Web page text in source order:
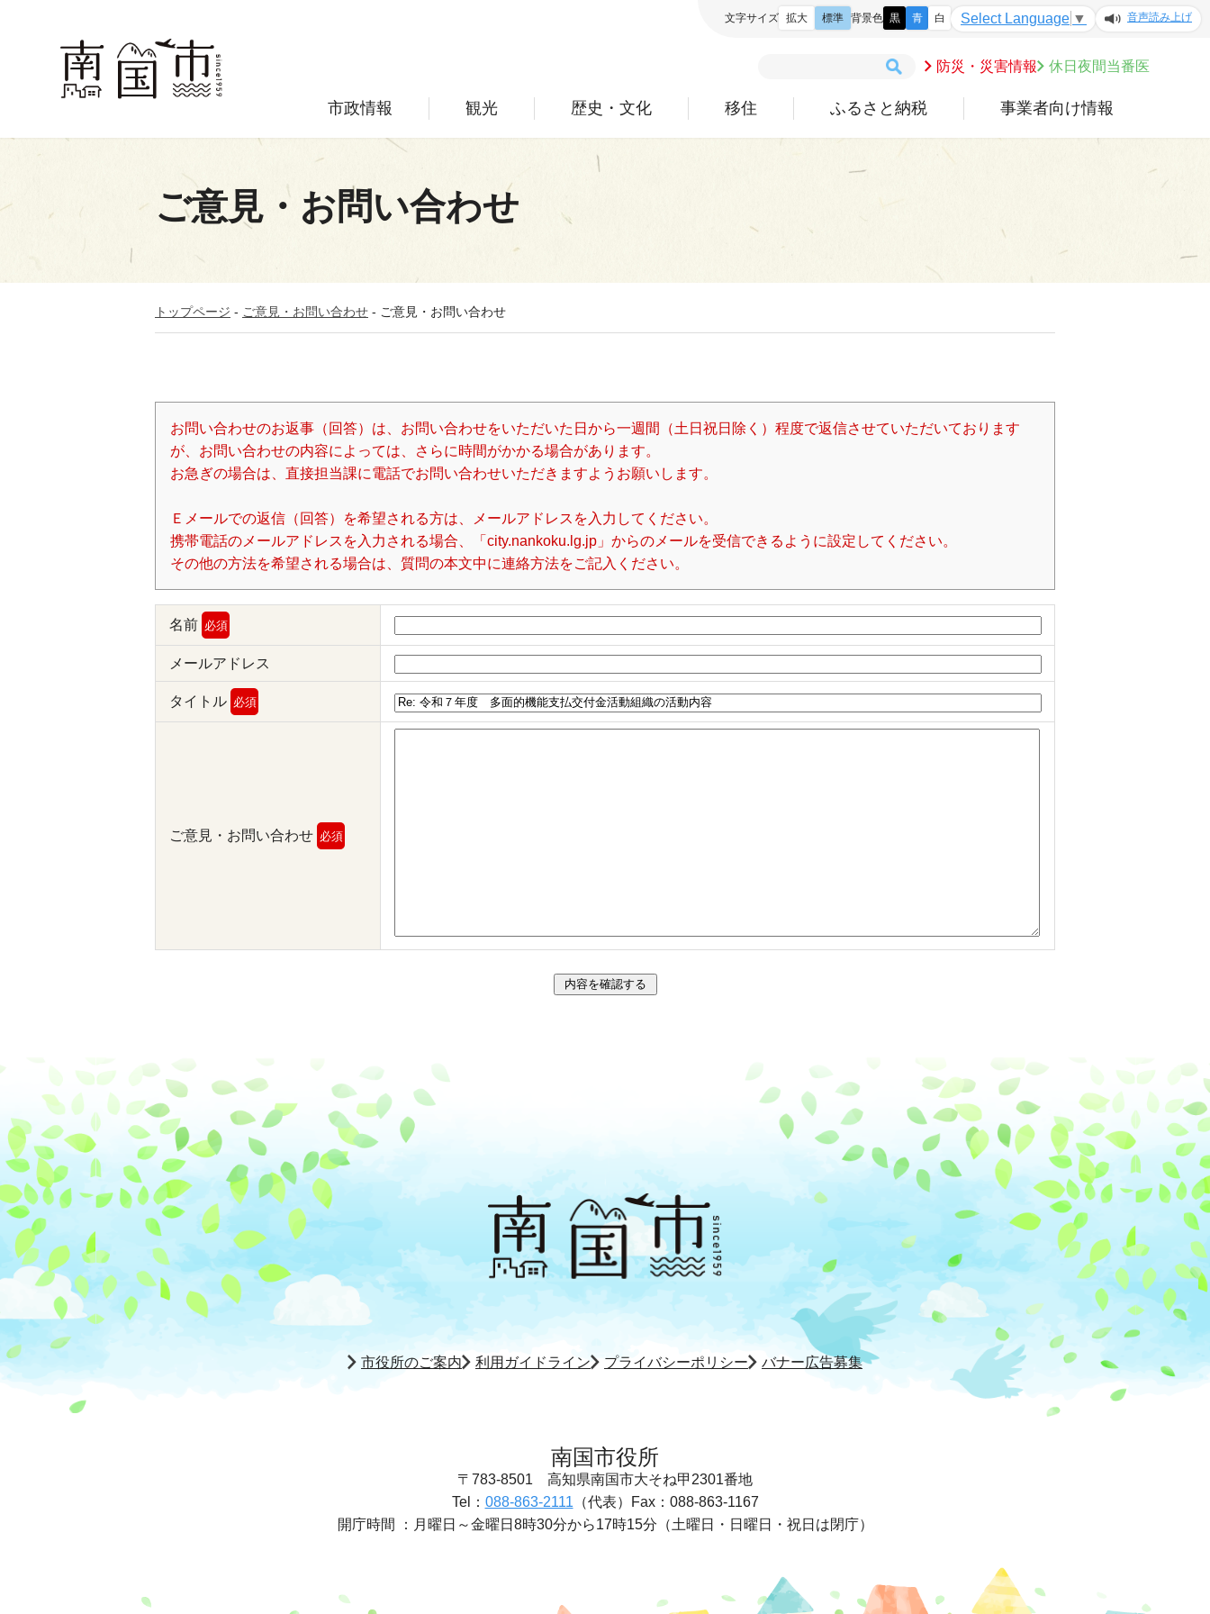
防災・災害情報 休日夜間当番医
市政情報 観光 歴史・文化 移住 ふるさと納税 事業者向け情報
文字サイズ 拡大 標準 背景色 黒 青 白 Select Language ▼ 音声読み上げ
ご意見・お問い合わせ
トップページ - ご意見・お問い合わせ - ご意見・お問い合わせ
お問い合わせのお返事（回答）は、お問い合わせをいただいた日から一週間（土日祝日除く）程度で返信させていただいております
が、お問い合わせの内容によっては、さらに時間がかかる場合があります。
お急ぎの場合は、直接担当課に電話でお問い合わせいただきますようお願いします。
Ｅメールでの返信（回答）を希望される方は、メールアドレスを入力してください。
携帯電話のメールアドレスを入力される場合、「city.nankoku.lg.jp」からのメールを受信できるように設定してください。
その他の方法を希望される場合は、質問の本文中に連絡方法をご記入ください。
名前 必須
メールアドレス
タイトル 必須
ご意見・お問い合わせ 必須
市役所のご案内 利用ガイドライン プライバシーポリシー バナー広告募集
南国市役所
〒783-8501 高知県南国市大そね甲2301番地
Tel： 088-863-2111 （代表）
Fax：088-863-1167
開庁時間 ： 月曜日～金曜日8時30分から17時15分 （土曜日・日曜日・祝日は閉庁）